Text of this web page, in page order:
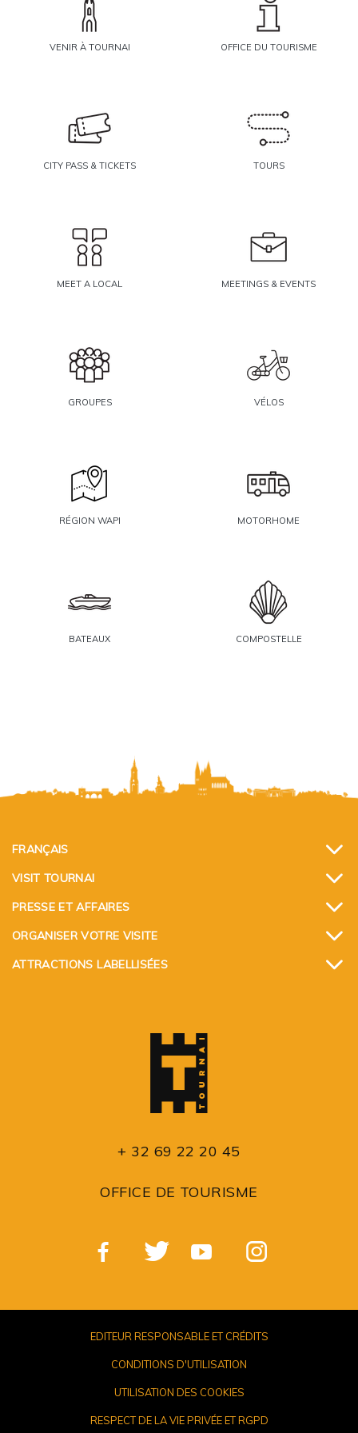
VENIR À TOURNAI OFFICE DU TOURISME
CITY PASS & TICKETS TOURS
MEET A LOCAL MEETINGS & EVENTS
GROUPES VÉLOS
RÉGION WAPI MOTORHOME
BATEAUX COMPOSTELLE
FRANÇAIS
VISIT TOURNAI
PRESSE ET AFFAIRES
ORGANISER VOTRE VISITE
ATTRACTIONS LABELLISÉES
+ 32 69 22 20 45
OFFICE DE TOURISME
EDITEUR RESPONSABLE ET CRÉDITS
CONDITIONS D'UTILISATION
UTILISATION DES COOKIES
RESPECT DE LA VIE PRIVÉE ET RGPD